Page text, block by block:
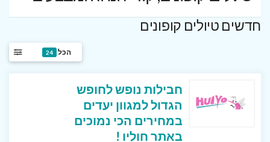
חדשים טיולים קופונים
הכל 24
חבילות נופש לחופש
הגדול למגוון יעדים
במחירים הכי נמוכים
באתר חוליו !